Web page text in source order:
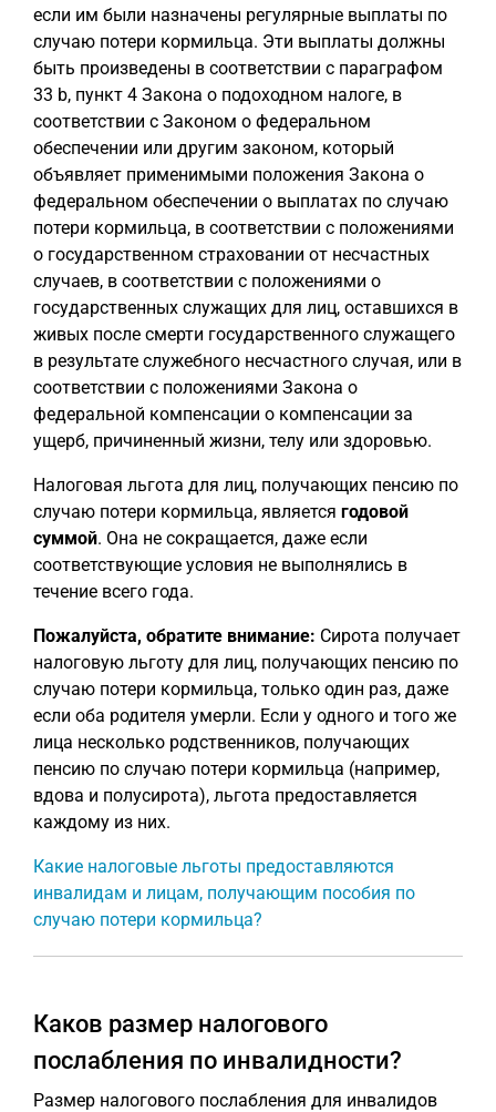
если им были назначены регулярные выплаты по
случаю потери кормильца. Эти выплаты должны
быть произведены в соответствии с параграфом
33 b, пункт 4 Закона о подоходном налоге, в
соответствии с Законом о федеральном
обеспечении или другим законом, который
объявляет применимыми положения Закона о
федеральном обеспечении о выплатах по случаю
потери кормильца, в соответствии с положениями
о государственном страховании от несчастных
случаев, в соответствии с положениями о
государственных служащих для лиц, оставшихся в
живых после смерти государственного служащего
в результате служебного несчастного случая, или в
соответствии с положениями Закона о
федеральной компенсации о компенсации за
ущерб, причиненный жизни, телу или здоровью.
Налоговая льгота для лиц, получающих пенсию по
случаю потери кормильца, является годовой
суммой. Она не сокращается, даже если
соответствующие условия не выполнялись в
течение всего года.
Пожалуйста, обратите внимание: Сирота получает
налоговую льготу для лиц, получающих пенсию по
случаю потери кормильца, только один раз, даже
если оба родителя умерли. Если у одного и того же
лица несколько родственников, получающих
пенсию по случаю потери кормильца (например,
вдова и полусирота), льгота предоставляется
каждому из них.
Какие налоговые льготы предоставляются
инвалидам и лицам, получающим пособия по
случаю потери кормильца?
Каков размер налогового
послабления по инвалидности?
Размер налогового послабления для инвалидов